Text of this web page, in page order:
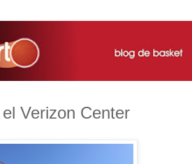
Verizon Center